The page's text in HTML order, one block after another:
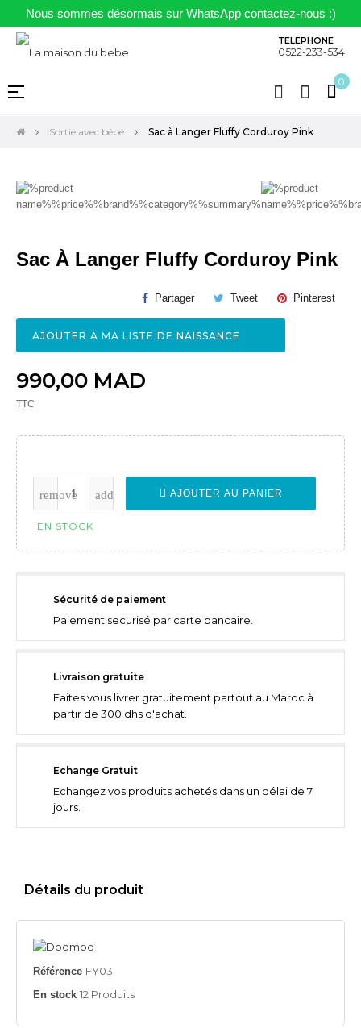
Nous sommes désormais sur WhatsApp contactez-nous :)
TELEPHONE
0522-233-534
0
Basculer
navigation
☰
Sortie avec bébé Sac à Langer Fluffy Corduroy Pink
Sac À Langer Fluffy Corduroy Pink
Partager Tweet Pinterest
AJOUTER À MA LISTE DE NAISSANCE
990,00 MAD
TTC
AJOUTER AU PANIER
EN STOCK
Sécurité de paiement
Paiement securisé par carte bancaire.
Livraison gratuite
Faites vous livrer gratuitement partout au Maroc à
partir de 300 dhs d'achat.
Echange Gratuit
Echangez vos produits achetés dans un délai de 7
jours.
Détails du produit
Référence FY03
En stock 12 Produits